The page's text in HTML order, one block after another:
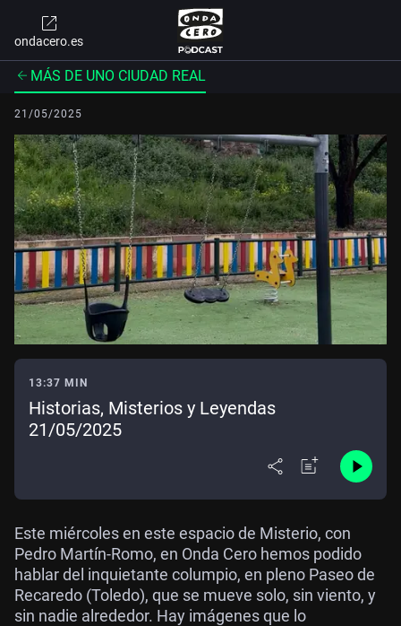
ondacero.es
MÁS DE UNO CIUDAD REAL
21/05/2025
13:37 MIN
Historias, Misterios y Leyendas
21/05/2025
Este miércoles en este espacio de Misterio, con
Pedro Martín-Romo, en Onda Cero hemos podido
hablar del inquietante columpio, en pleno Paseo de
Recaredo (Toledo), que se mueve solo, sin viento, y
sin nadie alrededor. Hay imágenes que lo